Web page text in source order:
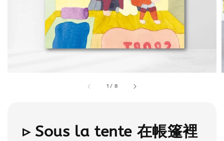
1 / 8
▹ Sous la tente 在帳篷裡